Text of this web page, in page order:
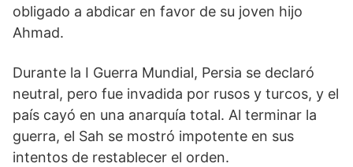
obligado a abdicar en favor de su joven hijo
Ahmad.
Durante la I Guerra Mundial, Persia se declaró
neutral, pero fue invadida por rusos y turcos, y el
país cayó en una anarquía total. Al terminar la
guerra, el Sah se mostró impotente en sus
intentos de restablecer el orden.